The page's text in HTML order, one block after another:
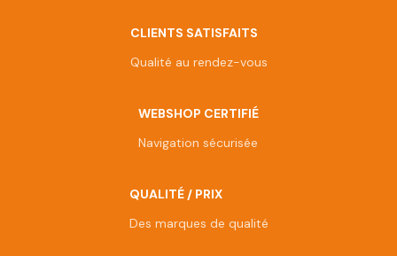
CLIENTS SATISFAITS
Qualité au rendez-vous
WEBSHOP CERTIFIÉ
Navigation sécurisée
QUALITÉ / PRIX
Des marques de qualité